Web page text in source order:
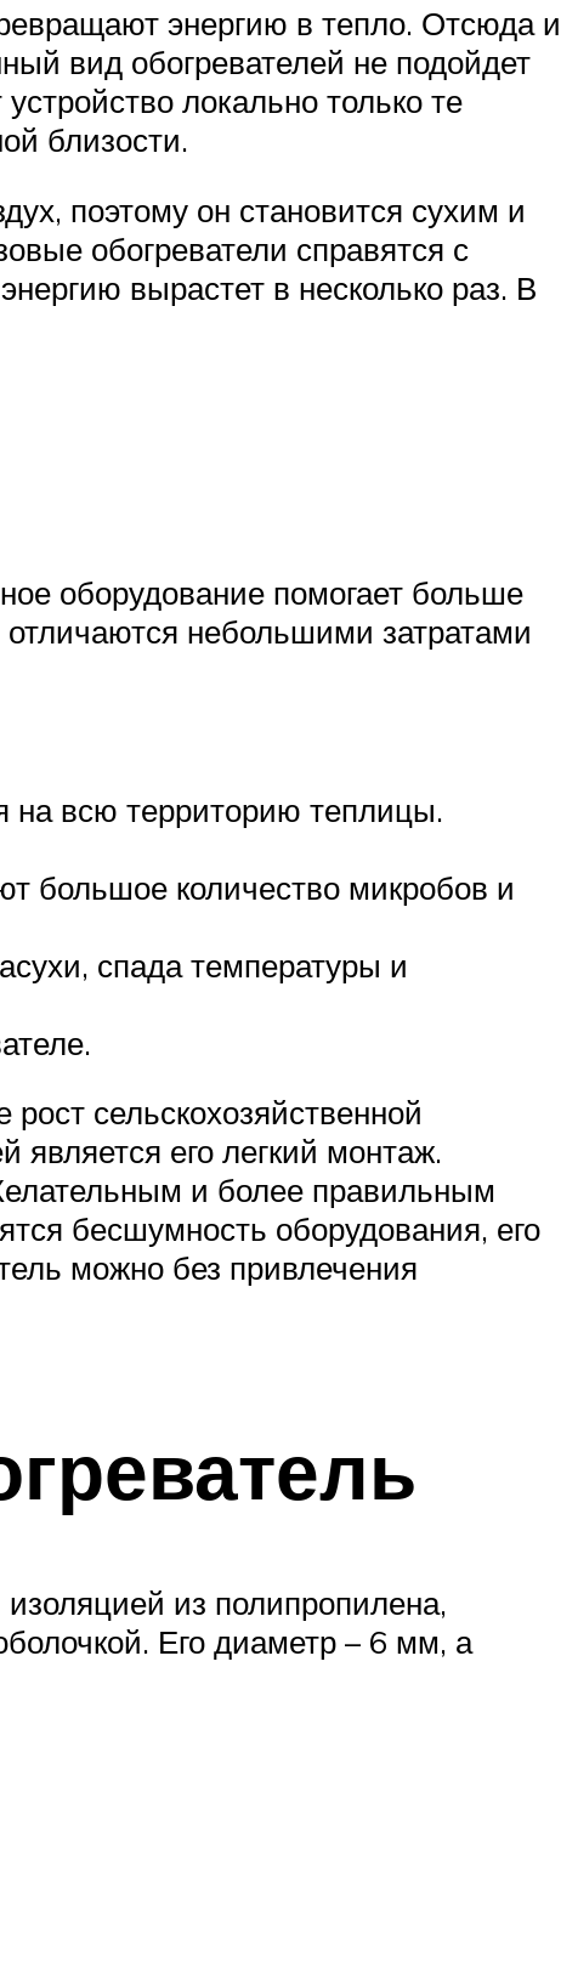
энергию в тепло. Отсюда и
вид обогревателей не подойдет
локально только те
близости.
поэтому он становится сухим и
обогреватели справятся с
вырастет в несколько раз. В
оборудование помогает больше
небольшими затратами
на всю территорию теплицы.
большое количество микробов и
спада температуры и
сельскохозяйственной
является его легкий монтаж.
и более правильным
бесшумность оборудования, его
можно без привлечения
из полипропилена,
Его диаметр – 6 мм, а